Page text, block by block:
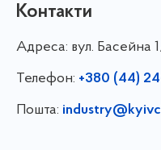
Контакти
Адреса: вул. Басейна
Телефон: +380 (44)
Пошта: